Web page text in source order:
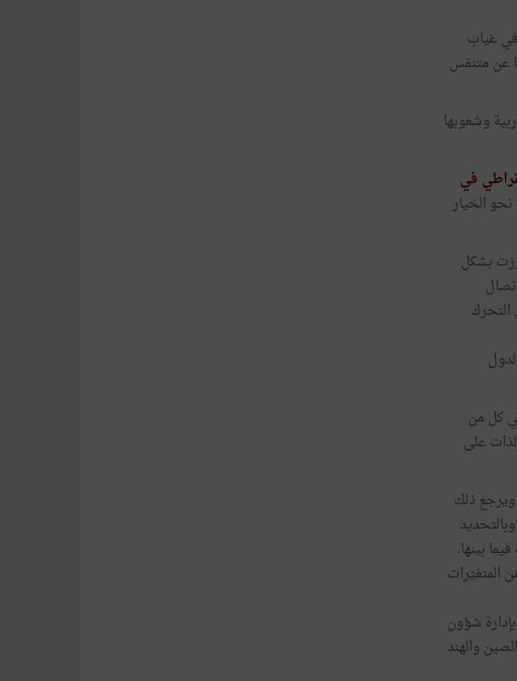
في غياب
عن متنفس
وشعوبها
في
الخيار
بشكل
التحرك
في كل من
بالذات على
ويرجع ذلك
بينها.
المتغيّرات
شؤون
والهند